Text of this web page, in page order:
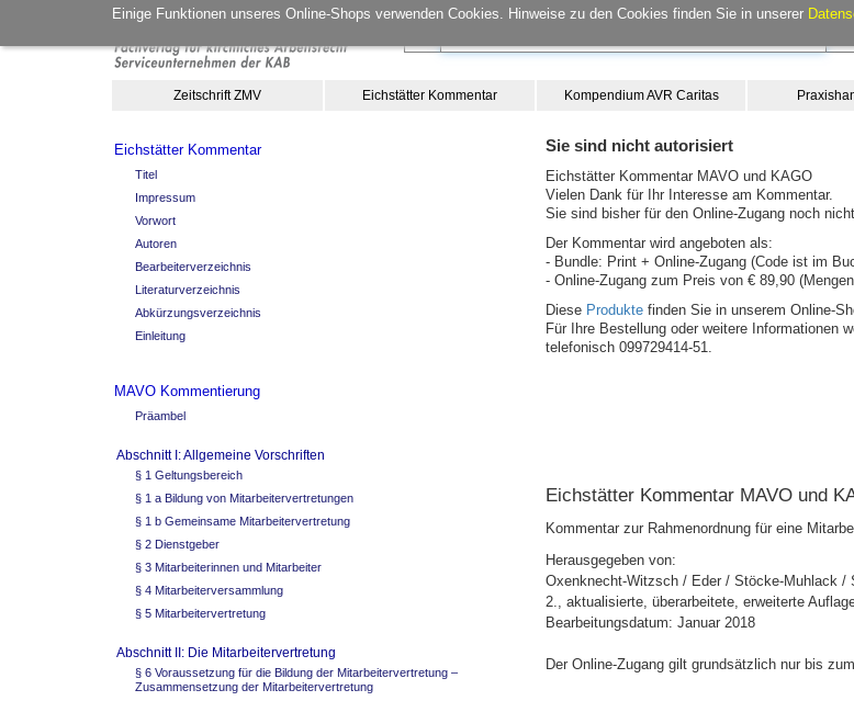
Einige Funktionen unseres Online-Shops verwenden Cookies. Hinweise zu den Cookies finden Sie in unserer
Zeitschrift ZMV Eichstätter Kommentar Kompendium AVR Caritas
Eichstätter Kommentar
Titel
Impressum
Vorwort
Autoren
Bearbeiterverzeichnis
Literaturverzeichnis
Abkürzungsverzeichnis
Einleitung
MAVO Kommentierung
Präambel
Abschnitt I: Allgemeine Vorschriften
§ 1 Geltungsbereich
§ 1 a Bildung von Mitarbeitervertretungen
§ 1 b Gemeinsame Mitarbeitervertretung
§ 2 Dienstgeber
§ 3 Mitarbeiterinnen und Mitarbeiter
§ 4 Mitarbeiterversammlung
§ 5 Mitarbeitervertretung
Abschnitt II: Die Mitarbeitervertretung
§ 6 Voraussetzung für die Bildung der Mitarbeitervertretung –
Zusammensetzung der Mitarbeitervertretung
Sie sind nicht autorisiert
Eichstätter Kommentar MAVO und KAGO
Vielen Dank für Ihr Interesse am Kommentar.
Sie sind bisher für den Online-Zugang noch
Der Kommentar wird angeboten als:
- Bundle: Print + Online-Zugang (Code ist im
- Online-Zugang zum Preis von € 89,90
Diese Produkte finden Sie in unserem Online-
Für Ihre Bestellung oder weitere Informationen
telefonisch 099729414-51.
Eichstätter Kommentar MAVO und
Kommentar zur Rahmenordnung für eine
Herausgegeben von:
Oxenknecht-Witzsch / Eder / Stöcke-Muhlack /
2., aktualisierte, überarbeitete, erweiterte
Bearbeitungsdatum: Januar 2018
Der Online-Zugang gilt grundsätzlich nur bis